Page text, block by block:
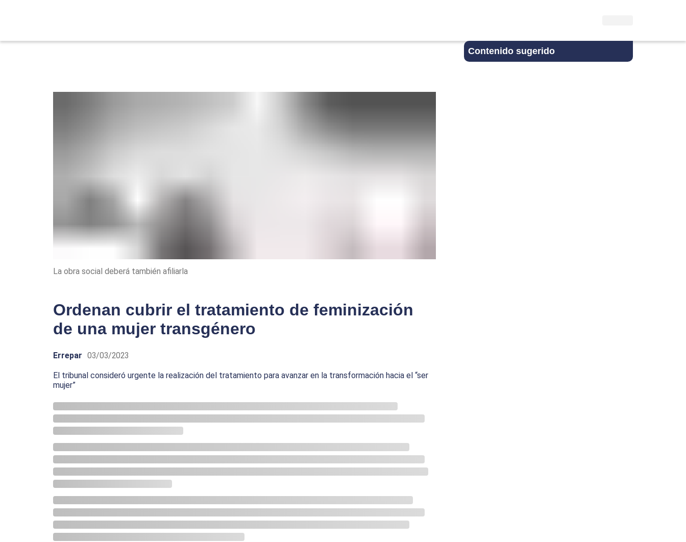
Contenido sugerido
La obra social deberá también afiliarla
Ordenan cubrir el tratamiento de feminización
de una mujer transgénero
Errepar 03/03/2023
El tribunal consideró urgente la realización del tratamiento para avanzar en la transformación hacia el “ser
mujer”